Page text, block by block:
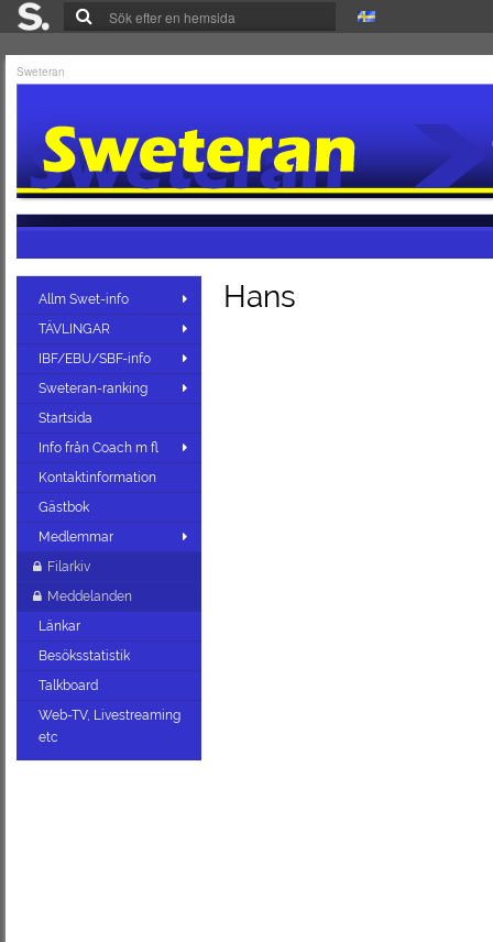
Sweteran
Allm Swet-info
TÄVLINGAR
IBF/EBU/SBF-info
Sweteran-ranking
Startsida
Info från Coach m fl
Kontaktinformation
Gästbok
Medlemmar
Filarkiv
Meddelanden
Länkar
Besöksstatistik
Talkboard
Web-TV, Livestreaming
etc
Hans